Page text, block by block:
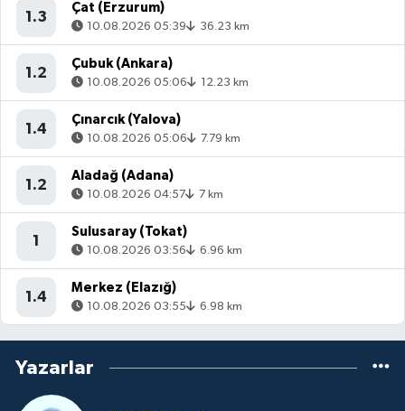
1.3
Çat (Erzurum)
10.08.2026 05:39 36.23 km
1.2
Çubuk (Ankara)
10.08.2026 05:06 12.23 km
1.4
Çınarcık (Yalova)
10.08.2026 05:06 7.79 km
1.2
Aladağ (Adana)
10.08.2026 04:57 7 km
1
Sulusaray (Tokat)
10.08.2026 03:56 6.96 km
1.4
Merkez (Elazığ)
10.08.2026 03:55 6.98 km
Yazarlar